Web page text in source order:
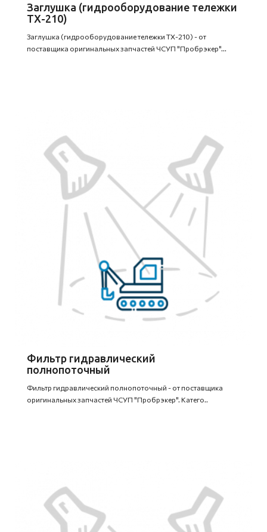
Заглушка (гидрооборудование тележки
ТХ-210)
Заглушка (гидрооборудование тележки ТХ-210) - от
поставщика оригинальных запчастей ЧСУП "Пробрэкер"...
Фильтр гидравлический
полнопоточный
Фильтр гидравлический полнопоточный - от поставщика
оригинальных запчастей ЧСУП "Пробрэкер". Катего..